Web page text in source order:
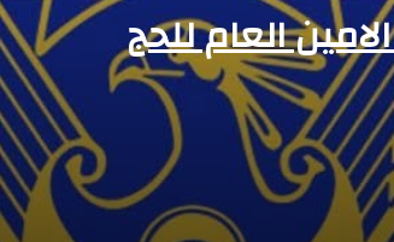
العام للحج
أيام